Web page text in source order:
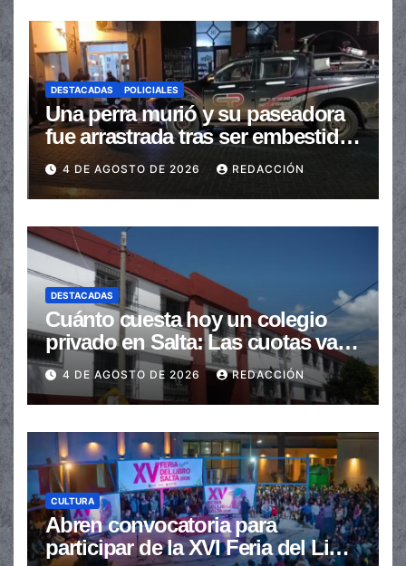
DESTACADAS POLICIALES
Una perra murió y su paseadora
fue arrastrada tras ser embestidas
en la senda peatonal
4 DE AGOSTO DE 2026 REDACCIÓN
DESTACADAS
Cuánto cuesta hoy un colegio
privado en Salta: Las cuotas van
de $110.000 a más de $600.000
4 DE AGOSTO DE 2026 REDACCIÓN
CULTURA
Abren convocatoria para
participar de la XVI Feria del Libro